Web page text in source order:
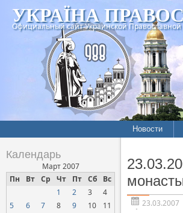
УКРАЇНА
Официальный сайт Украинской
Новости
Календарь
Март 2007
Пн
Вт Ср Чт Пт Сб Вс
1 2 3
4
5
6 7 8 9 10
11
23.03.2007